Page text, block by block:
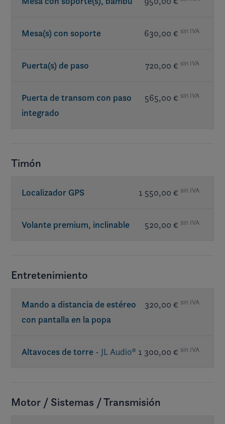
Mesa(s) con soporte 630,00 € sin IVA
Puerta(s) de paso 720,00 € sin IVA
Puerta de transom con paso
integrado
565,00 € sin IVA
Timón
Localizador GPS 1 550,00 € sin IVA
Volante premium, inclinable 520,00 € sin IVA
Entretenimiento
Mando a distancia de estéreo
con pantalla en la popa
320,00 € sin IVA
Altavoces de torre - JL Audio® 1 300,00 € sin IVA
Motor / Sistemas / Transmisión